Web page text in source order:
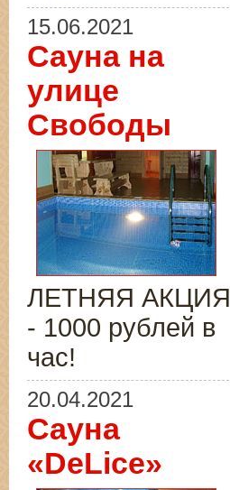
15.06.2021
Сауна на
улице
Свободы
ЛЕТНЯЯ АКЦИЯ
- 1000 рублей в
час!
20.04.2021
Сауна
«DeLice»